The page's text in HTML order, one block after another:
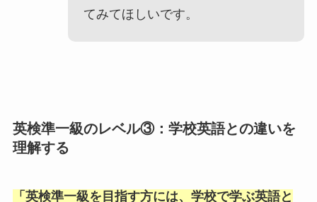
てみてほしいです。
英検準一級のレベル③：学校英語との違いを
理解する
「 英検準一級を目指す方には、学校で学ぶ英語と